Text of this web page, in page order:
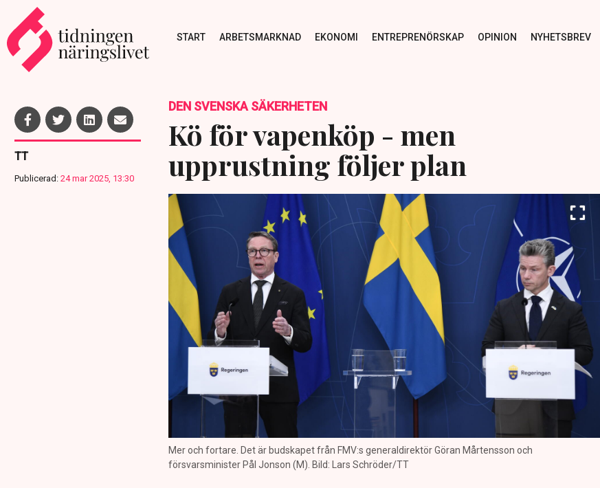
START ARBETSMARKNAD EKONOMI ENTREPRENÖRSKAP OPINION NYHETSBREV
TT
Publicerad: 24 mar 2025, 13:30
DEN SVENSKA SÄKERHETEN
Kö för vapenköp - men
upprustning följer plan
Mer och fortare. Det är budskapet från FMV:s generaldirektör Göran Mårtensson och
försvarsminister Pål Jonson (M). Bild: Lars Schröder/TT